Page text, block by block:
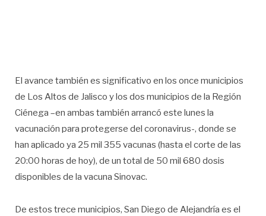
El avance también es significativo en los once municipios
de Los Altos de Jalisco y los dos municipios de la Región
Ciénega –en ambas también arrancó este lunes la
vacunación para protegerse del coronavirus-, donde se
han aplicado ya 25 mil 355 vacunas (hasta el corte de las
20:00 horas de hoy), de un total de 50 mil 680 dosis
disponibles de la vacuna Sinovac.
De estos trece municipios, San Diego de Alejandría es el